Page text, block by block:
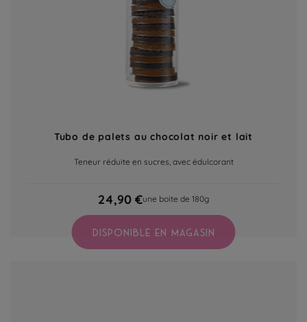
Tubo de palets au chocolat noir et lait
Teneur réduite en sucres, avec édulcorant
24,90 €une boite de 180g
DISPONIBLE EN MAGASIN